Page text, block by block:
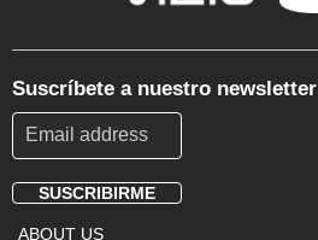
Suscríbete a nuestro newsletter
SUSCRIBIRME
ABOUT US